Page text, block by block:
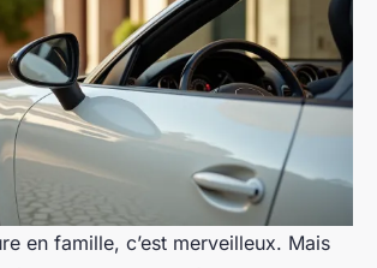
en famille, c’est merveilleux. Mais